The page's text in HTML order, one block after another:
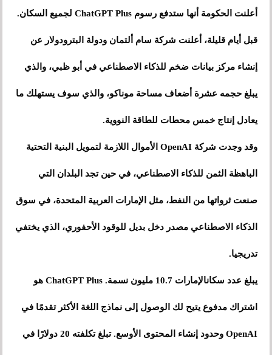
أعلنت الحكومة أنها ستدفع رسوم ChatGPT Plus لجميع السكان.
قبل أيام قليلة، أعلنت شركة سام ألتمان ودولة البترودولار عن
إنشاء مركز بيانات ضخم للذكاء الاصطناعي في أبو ظبي، والذي
يبلغ حجمه عشرة أضعاف مساحة موناكو، والذي سوف يستهلك ما
يعادل إنتاج خمس محطات للطاقة النووية.
وقد وجدت شركة OpenAI الأموال اللازمة لتمويل البنية التحتية
الباهظة الثمن للذكاء الاصطناعي، في حين تجد البلدان التي
صنعت ثرواتها من النفط، مثل الإمارات العربية المتحدة، في سوق
الذكاء الاصطناعي مصدر دخل بديل للوقود الأحفوري، الذي يختفي
تدريجيا.
يبلغ عدد سكانالإمارات 10.7 مليون نسمة. ChatGPT Plus هو
اشتراك مدفوع يتيح لك الوصول إلى نماذج اللغة الأكثر تقدمًا في
OpenAI وحدود إنشاء المحتوى الأوسع. تبلغ تكلفته 20 دولارًا في